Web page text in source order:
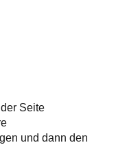
Seite
und dann den